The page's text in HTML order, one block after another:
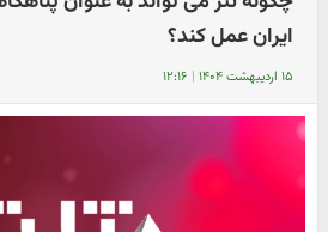
ایران عمل کند؟
۱۵ اردیبهشت ۱۴۰۴ | ۱۲:۱۶